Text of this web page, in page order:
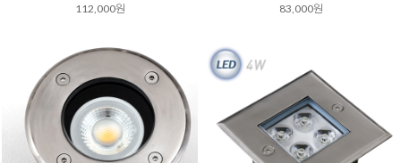
112,000원
83,000원